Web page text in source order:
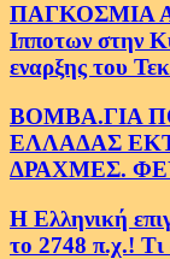
ΠΑΓΚΟΣΜΙΑ
Ιπποτων στην
εναρξης του
ΒΟΜΒΑ.ΓΙΑ
ΕΛΛΑΔΑΣ
ΔΡΑΧΜΕΣ.
Η Ελληνική
το 2748 π.χ.! Τι